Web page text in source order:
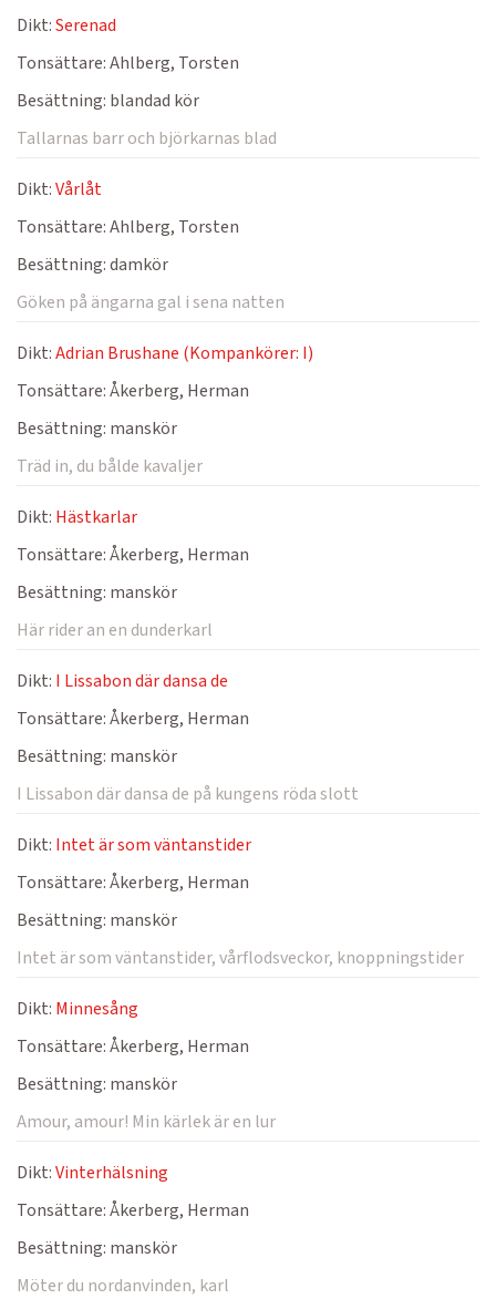
Dikt:Serenad
Tonsättare:Ahlberg, Torsten
Besättning: blandad kör
Tallarnas barr och björkarnas blad
Dikt:Vårlåt
Tonsättare:Ahlberg, Torsten
Besättning:damkör
Göken på ängarna gal i sena natten
Dikt:Adrian Brushane (Kompankörer: I)
Tonsättare:Åkerberg, Herman
Besättning: manskör
Träd in, du bålde kavaljer
Dikt: Hästkarlar
Tonsättare:Åkerberg, Herman
Besättning: manskör
Här rider an en dunderkarl
Dikt: I Lissabon där dansa de
Tonsättare:Åkerberg, Herman
Besättning: manskör
I Lissabon där dansa de på kungens röda slott
Dikt: Intet är som väntanstider
Tonsättare:Åkerberg, Herman
Besättning: manskör
Intet är som väntanstider, vårflodsveckor, knoppningstider
Dikt: Minnesång
Tonsättare:Åkerberg, Herman
Besättning: manskör
Amour, amour! Min kärlek är en lur
Dikt:Vinterhälsning
Tonsättare:Åkerberg, Herman
Besättning: manskör
Möter du nordanvinden, karl